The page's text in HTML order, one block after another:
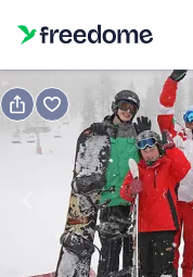
Prenota
Neofiti - 3 giorni
Navigate